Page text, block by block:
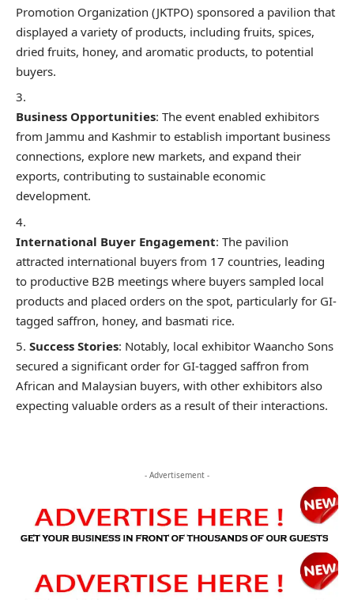
Promotion Organization (JKTPO) sponsored a pavilion that
displayed a variety of products, including fruits, spices,
dried fruits, honey, and aromatic products, to potential
buyers.
Business Opportunities: The event enabled exhibitors
from Jammu and Kashmir to establish important business
connections, explore new markets, and expand their
exports, contributing to sustainable economic
development.
International Buyer Engagement: The pavilion
attracted international buyers from 17 countries, leading
to productive B2B meetings where buyers sampled local
products and placed orders on the spot, particularly for GI-
tagged saffron, honey, and basmati rice.
Success Stories: Notably, local exhibitor Waancho Sons
secured a significant order for GI-tagged saffron from
African and Malaysian buyers, with other exhibitors also
expecting valuable orders as a result of their interactions.
- Advertisement -